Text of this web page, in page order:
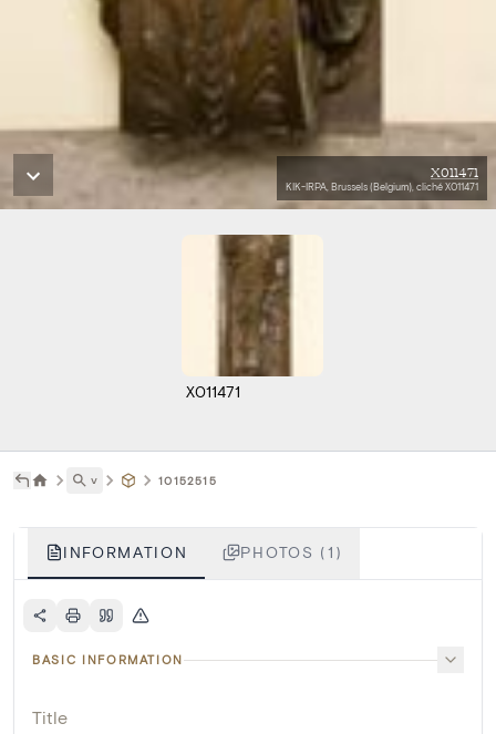
X011471
KIK-IRPA, Brussels (Belgium), cliché X011471
X011471
˅ 10152515
INFORMATION PHOTOS (1)
BASIC INFORMATION
Title